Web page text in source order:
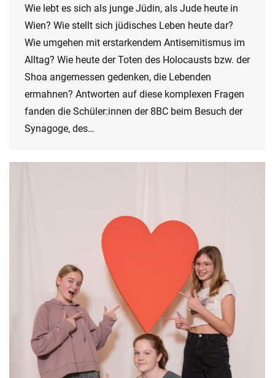
Wie lebt es sich als junge Jüdin, als Jude heute in
Wien? Wie stellt sich jüdisches Leben heute dar?
Wie umgehen mit erstarkendem Antisemitismus im
Alltag? Wie heute der Toten des Holocausts bzw. der
Shoa angemessen gedenken, die Lebenden
ermahnen? Antworten auf diese komplexen Fragen
fanden die Schüler:innen der 8BC beim Besuch der
Synagoge, des…